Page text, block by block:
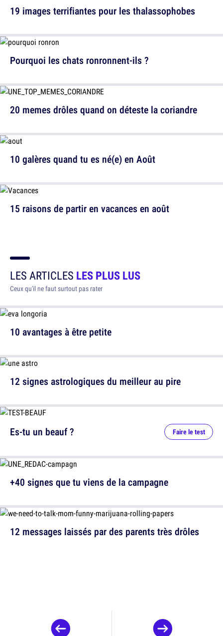
Pourquoi les chats ronronnent-ils ?
10 galères quand tu es né(e) en Août
19 images terrifiantes pour les thalassophobes
20 memes drôles quand on déteste la coriandre
15 raisons de partir en vacances en août
LES ARTICLES LES PLUS LUS
Ceux qu'il ne faut surtout pas rater
10 avantages à être petite
12 signes astrologiques du meilleur au pire
12 messages laissés par des parents très drôles
Es-tu un beauf ? Faire le test
+40 signes que tu viens de la campagne